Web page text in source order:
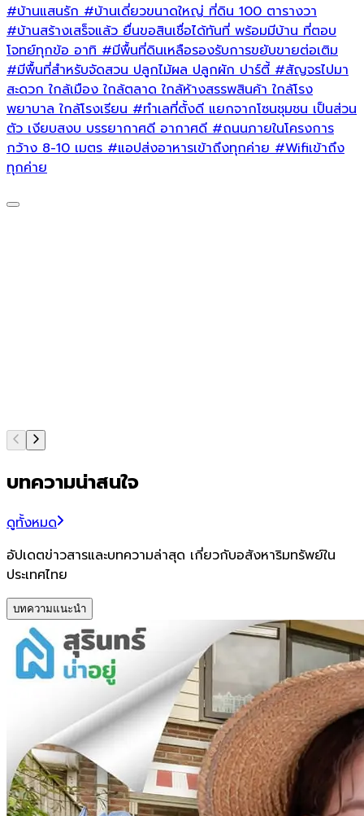
#บ้านแสนรัก #บ้านเดี่ยวขนาดใหญ่ ที่ดิน 100 ตารางวา
#บ้านสร้างเสร็จแล้ว ยื่นขอสินเชื่อได้ทันที่ พร้อมมีบ้าน ที่ตอบ
โจทย์ทุกข้อ อาทิ #มีพื้นที่ดินเหลือรองรับการขยับขายต่อเติม
#มีพื้นที่สำหรับจัดสวน ปลูกไม้ผล ปลูกผัก ปาร์ตี้ #สัญจรไปมา
สะดวก ใกล้เมือง ใกล้ตลาด ใกล้ห้างสรรพสินค้า ใกล้โรง
พยาบาล ใกล้โรงเรียน #ทำเลที่ตั้งดี แยกจากโซนชุมชน เป็นส่วน
ตัว เงียบสงบ บรรยากาศดี อากาศดี #ถนนภายในโครงการ
กว้าง 8-10 เมตร #แอปส่งอาหารเข้าถึงทุกค่าย #Wifiเข้าถึง
ทุกค่าย
บทความน่าสนใจ
ดูทั้งหมด
อัปเดตข่าวสารและบทความล่าสุด เกี่ยวกับอสังหาริมทรัพย์ใน
ประเทศไทย
บทความแนะนำ